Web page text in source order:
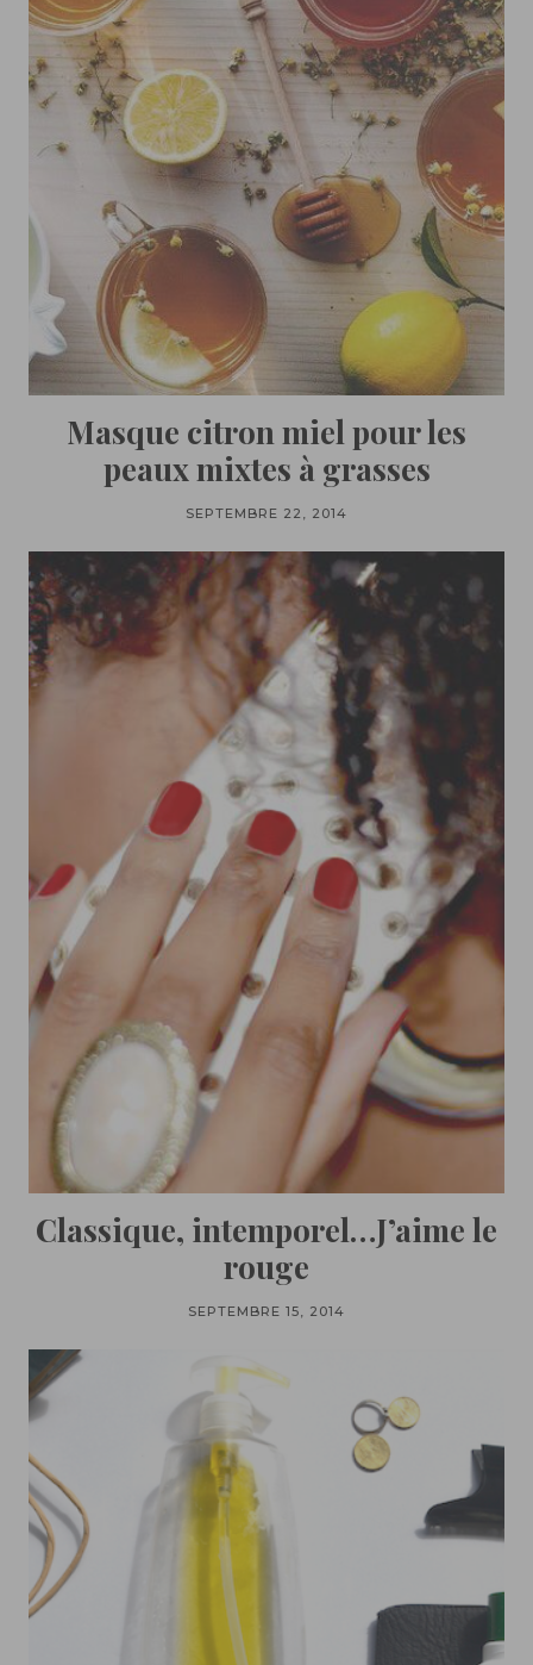
Masque citron miel pour les
peaux mixtes à grasses
SEPTEMBRE 22, 2014
Classique, intemporel…J’aime le
rouge
SEPTEMBRE 15, 2014